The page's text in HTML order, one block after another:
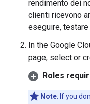
rendimento dei
clienti ricevono
eseguire,
In the Google
page, select or
Roles
Note: If you